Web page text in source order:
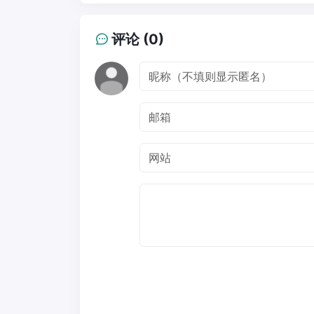
评论 (0)